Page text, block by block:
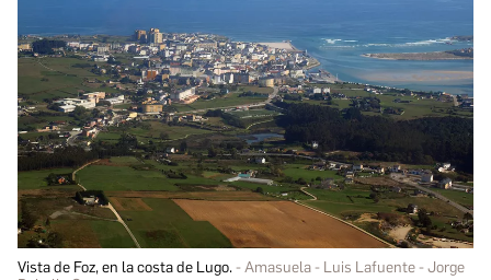
Vista de Foz, en la costa de Lugo.
Amasuela - Luis Lafuente - Jorge